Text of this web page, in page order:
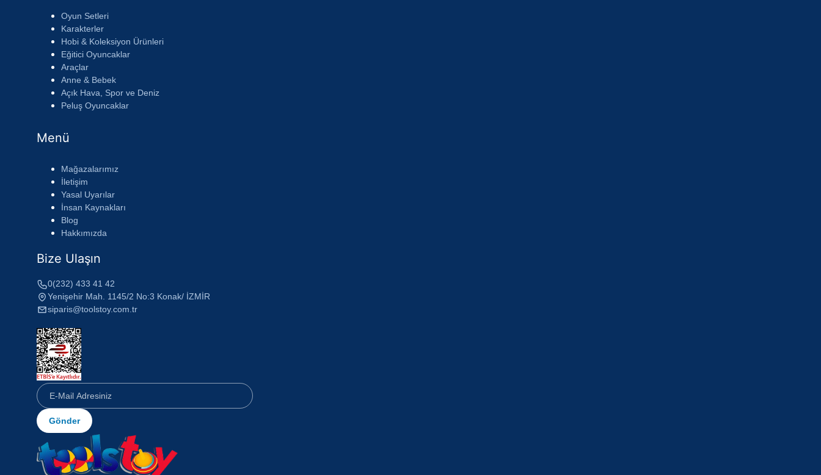
Oyun Setleri
Karakterler
Hobi & Koleksiyon Ürünleri
Eğitici Oyuncaklar
Araçlar
Anne & Bebek
Açık Hava, Spor ve Deniz
Peluş Oyuncaklar
Menü
Mağazalarımız
İletişim
Yasal Uyarılar
İnsan Kaynakları
Blog
Hakkımızda
Bize Ulaşın
0(232) 433 41 42
Yenişehir Mah. 1145/2 No:3 Konak/ İZMİR
siparis@toolstoy.com.tr
Gönder